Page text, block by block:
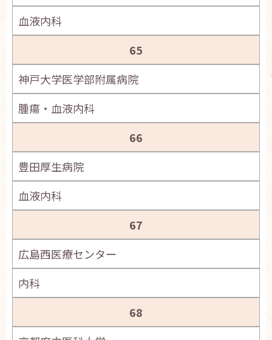
血液内科
65
神戸大学医学部附属病院
腫瘍・血液内科
66
豊田厚生病院
血液内科
67
広島西医療センター
内科
68